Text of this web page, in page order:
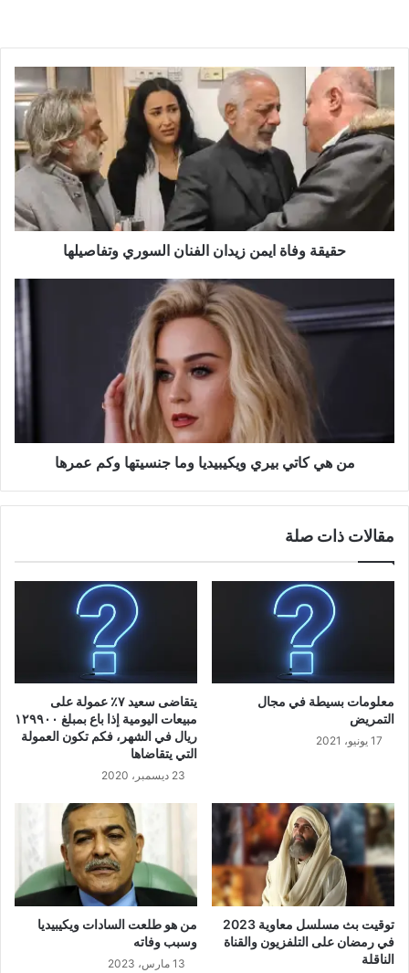
حقيقة وفاة ايمن زيدان الفنان السوري وتفاصيلها
من هي كاتي بيري ويكيبيديا وما جنسيتها وكم عمرها
مقالات ذات صلة
معلومات بسيطة في مجال
التمريض
17 يونيو، 2021
يتقاضى سعيد ٧٪ عمولة على
مبيعات اليومية إذا باع بمبلغ ١٢٩٩٠٠
ريال في الشهر، فكم تكون العمولة
التي يتقاضاها
23 ديسمبر، 2020
توقيت بث مسلسل معاوية 2023
في رمضان على التلفزيون والقناة
الناقلة
من هو طلعت السادات ويكيبيديا
وسبب وفاته
13 مارس، 2023